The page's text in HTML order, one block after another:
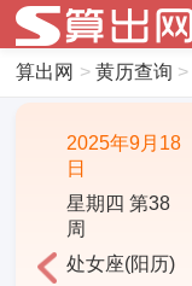
算出网 > 黄历查询 >
2025年9月18
日
星期四 第38
周
处女座(阳历)